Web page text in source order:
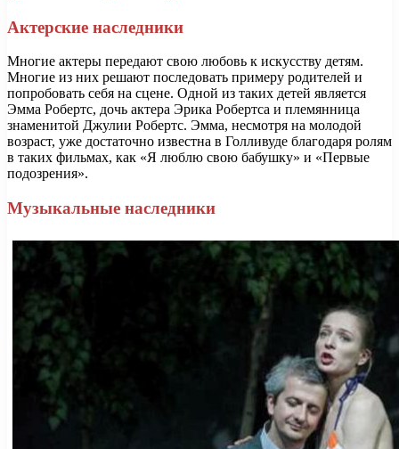
Актерские наследники
Многие актеры передают свою любовь к искусству детям.
Многие из них решают последовать примеру родителей и
попробовать себя на сцене. Одной из таких детей является
Эмма Робертс, дочь актера Эрика Робертса и племянница
знаменитой Джулии Робертс. Эмма, несмотря на молодой
возраст, уже достаточно известна в Голливуде благодаря ролям
в таких фильмах, как «Я люблю свою бабушку» и «Первые
подозрения».
Музыкальные наследники